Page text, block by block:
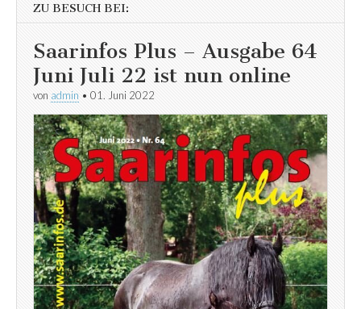
ZU BESUCH BEI:
Saarinfos Plus – Ausgabe 64
Juni Juli 22 ist nun online
von admin • 01. Juni 2022